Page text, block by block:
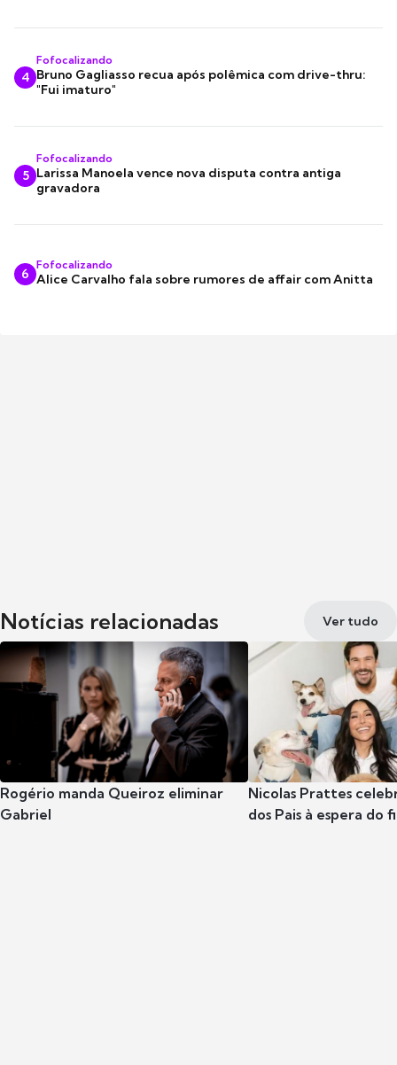
4
Fofocalizando
Bruno Gagliasso recua após polêmica com drive-thru:
"Fui imaturo"
5
Fofocalizando
Larissa Manoela vence nova disputa contra antiga
gravadora
6
Fofocalizando
Alice Carvalho fala sobre rumores de affair com Anitta
Notícias relacionadas Ver tudo
Rogério manda Queiroz eliminar
Gabriel
Nicolas Prattes
dos Pais à espera do